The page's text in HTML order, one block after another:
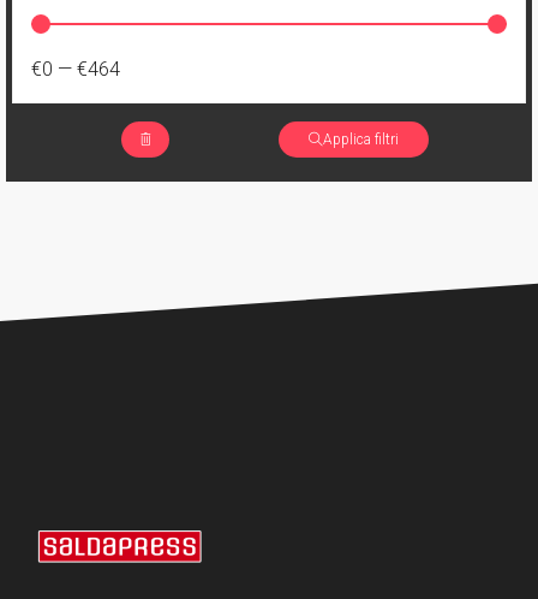
€0 — €464
Applica filtri